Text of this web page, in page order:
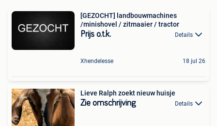
[GEZOCHT] landbouwmachines
/minishovel / zitmaaier / tractor
Prijs o.t.k. Details
Xhendelesse 18 jul 26
Lieve Ralph zoekt nieuw huisje
Zie omschrijving Details